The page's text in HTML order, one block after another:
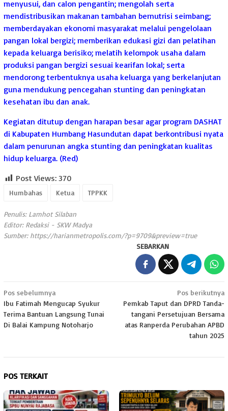
menyusui, dan calon pengantin; mengolah serta
mendistribusikan makanan tambahan bernutrisi seimbang;
memberdayakan ekonomi masyarakat melalui pengelolaan
pangan lokal bergizi; memberikan edukasi gizi dan pelatihan
kepada keluarga berisiko; melatih kelompok usaha dalam
produksi pangan bergizi sesuai kearifan lokal; serta
mendorong terbentuknya usaha keluarga yang berkelanjutan
guna mendukung pencegahan stunting dan peningkatan
kesehatan ibu dan anak.
Kegiatan ditutup dengan harapan besar agar program DASHAT
di Kabupaten Humbang Hasundutan dapat berkontribusi nyata
dalam penurunan angka stunting dan peningkatan kualitas
hidup keluarga. (Red)
Post Views: 370
Humbahas Ketua TPPKK
Penulis: Lamhot Silaban
Editor: Redaksi - SKW Madya
Sumber: https://harianmetropolis.com/?p=9709&preview=true
SEBARKAN
Navigasi
pos
Pos sebelumnya
Ibu Fatimah Mengucap Syukur
Terima Bantuan Langsung Tunai
Di Balai Kampung Notoharjo
Pos berikutnya
Pemkab Taput dan DPRD Tanda-
tangani Persetujuan Bersama
atas Ranperda Perubahan APBD
tahun 2025
POS TERKAIT